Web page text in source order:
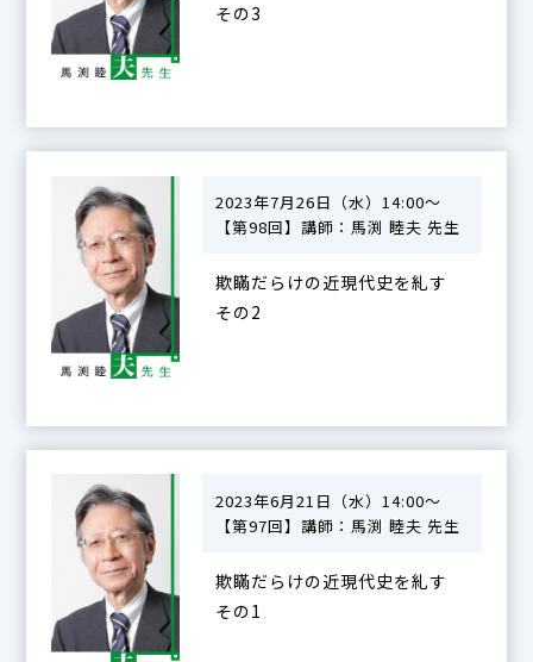
その3
2023年7月26日（水）14:00～
【第98回】講師：馬渕 睦夫 先生
欺瞞だらけの近現代史を糺す
その2
2023年6月21日（水）14:00～
【第97回】講師：馬渕 睦夫 先生
欺瞞だらけの近現代史を糺す
その1